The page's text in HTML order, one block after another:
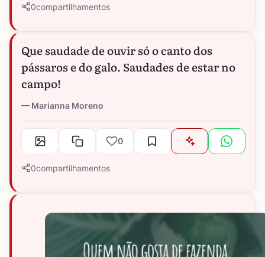
0compartilhamentos
Que saudade de ouvir só o canto dos
pássaros e do galo. Saudades de estar no
campo!
Marianna Moreno
0
0compartilhamentos